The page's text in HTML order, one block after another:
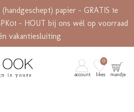
papier - GRATIS 1e
- HOUT bij ons wél op voorraad
vakantiesluiting
account likes
0
mandje